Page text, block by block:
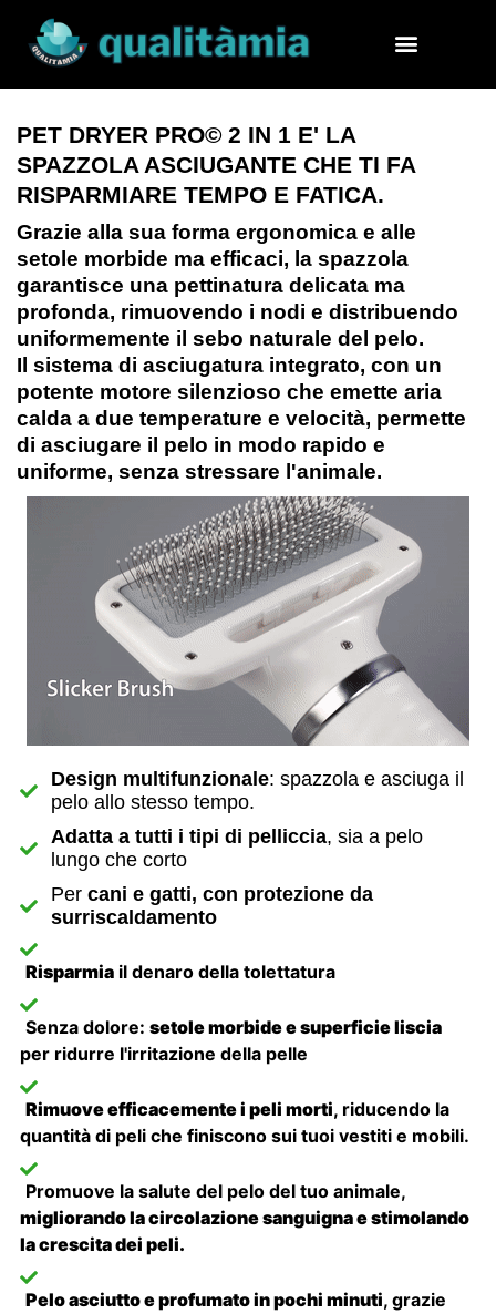
PET DRYER PRO© 2 IN 1 E' LA
SPAZZOLA ASCIUGANTE CHE TI FA
RISPARMIARE TEMPO E FATICA.
Grazie alla sua forma ergonomica e alle
setole morbide ma efficaci, la spazzola
garantisce una pettinatura delicata ma
profonda, rimuovendo i nodi e distribuendo
uniformemente il sebo naturale del pelo.
Il sistema di asciugatura integrato, con un
potente motore silenzioso che emette aria
calda a due temperature e velocità, permette
di asciugare il pelo in modo rapido e
uniforme, senza stressare l'animale.
Design multifunzionale: spazzola e asciuga il
pelo allo stesso tempo.
Adatta a tutti i tipi di pelliccia, sia a pelo
lungo che corto
Per cani e gatti, con protezione da
surriscaldamento
Risparmia il denaro della tolettatura
Senza dolore: setole morbide e superficie liscia
per ridurre l'irritazione della pelle
Rimuove efficacemente i peli morti, riducendo la
quantità di peli che finiscono sui tuoi vestiti e mobili.
Promuove la salute del pelo del tuo animale,
migliorando la circolazione sanguigna e stimolando
la crescita dei peli.
Pelo asciutto e profumato in pochi minuti, grazie